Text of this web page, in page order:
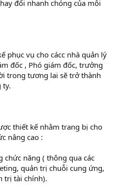
đổi nhanh chóng của môi
phục vụ cho cácc nhà quản lý
đốc , Phó giám đốc, trưởng
trong tương lai sẽ trở thành
ty.
thiết kế nhằm trang bị cho
nâng cao :
chức năng ( thông qua các
quản trị chuỗi cung ứng,
trị tài chính).